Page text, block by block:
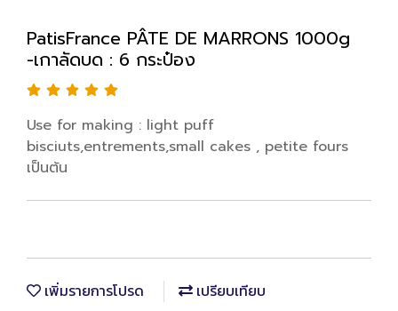
PatisFrance PÂTE DE MARRONS 1000g
-เกาลัดบด : 6 กระป๋อง
Use for making : light puff
bisciuts,entrements,small cakes , petite fours
เป็นต้น
เพิ่มรายการโปรด เปรียบเทียบ